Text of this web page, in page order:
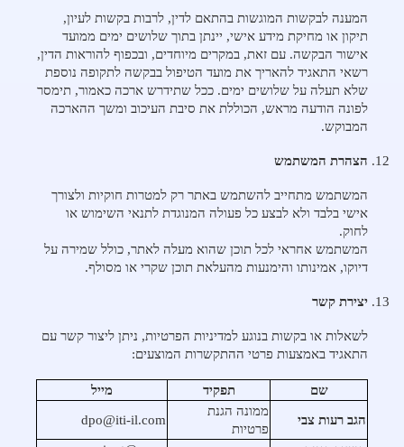
המענה לבקשות המוגשות בהתאם לדין, לרבות בקשות לעיון,
תיקון או מחיקת מידע אישי, יינתן בתוך שלושים ימים ממועד
אישור הבקשה. עם זאת, במקרים מיוחדים, ובכפוף להוראות הדין,
רשאי התאגיד להאריך את מועד הטיפול בבקשה לתקופה נוספת
שלא תעלה על שלושים ימים. ככל שתידרש ארכה כאמור, תימסר
לפונה הודעה מראש, הכוללת את סיבת העיכוב ומשך ההארכה
המבוקש.
הצהרת המשתמש
המשתמש מתחייב להשתמש באתר רק למטרות חוקיות ולצורך
אישי בלבד ולא לבצע כל פעולה המנוגדת לתנאי השימוש או
לחוק.
המשתמש אחראי לכל תוכן שהוא מעלה לאתר, כולל שמירה על
דיוקו, אמינותו והימנעות מהעלאת תוכן שקרי או מסולף.
יצירת קשר
לשאלות או בקשות בנוגע למדיניות הפרטיות, ניתן ליצור קשר עם
התאגיד באמצעות פרטי ההתקשרות המוצעים:
שם תפקיד מייל
הגב רעות צבי
ממונה הגנת
פרטיות
dpo@iti-il.com